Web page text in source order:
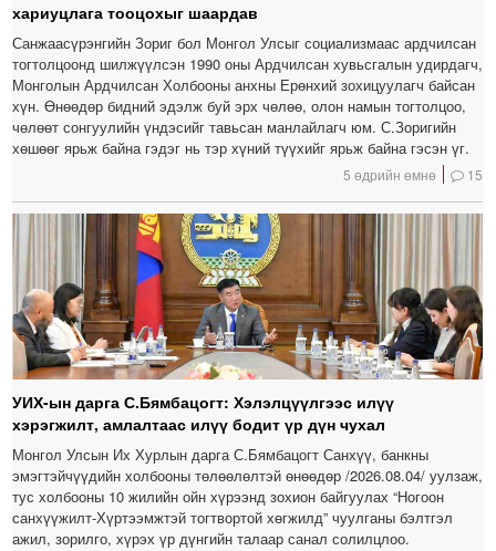
хариуцлага тооцохыг шаардав
Санжаасүрэнгийн Зориг бол Монгол Улсыг социализмаас ардчилсан
тогтолцоонд шилжүүлсэн 1990 оны Ардчилсан хувьсгалын удирдагч,
Монголын Ардчилсан Холбооны анхны Ерөнхий зохицуулагч байсан
хүн. Өнөөдөр бидний эдэлж буй эрх чөлөө, олон намын тогтолцоо,
чөлөөт сонгуулийн үндэсийг тавьсан манлайлагч юм. С.Зоригийн
хөшөөг ярьж байна гэдэг нь тэр хүний түүхийг ярьж байна гэсэн үг.
5 өдрийн өмнө 15
УИХ-ын дарга С.Бямбацогт: Хэлэлцүүлгээс илүү
хэрэгжилт, амлалтаас илүү бодит үр дүн чухал
Монгол Улсын Их Хурлын дарга С.Бямбацогт Санхүү, банкны
эмэгтэйчүүдийн холбооны төлөөлөлтэй өнөөдөр /2026.08.04/ уулзаж,
тус холбооны 10 жилийн ойн хүрээнд зохион байгуулах “Ногоон
санхүүжилт-Хүртээмжтэй тогтвортой хөгжилд” чуулганы бэлтгэл
ажил, зорилго, хүрэх үр дүнгийн талаар санал солилцлоо.